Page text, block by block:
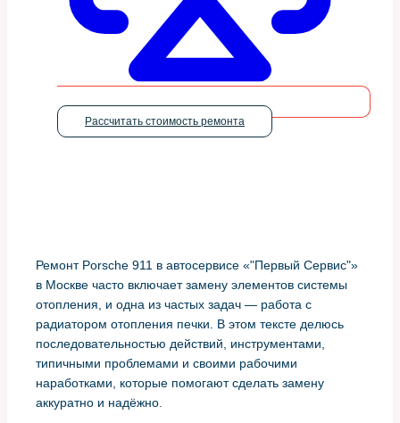
Рассчитать стоимость ремонта
Ремонт Porsche 911 в автосервисе «"Первый Сервис"»
в Москве часто включает замену элементов системы
отопления, и одна из частых задач — работа с
радиатором отопления печки. В этом тексте делюсь
последовательностью действий, инструментами,
типичными проблемами и своими рабочими
наработками, которые помогают сделать замену
аккуратно и надёжно.